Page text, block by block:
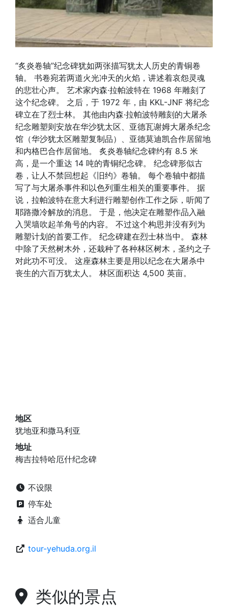
“炙炎卷轴”纪念碑犹如两张描写犹太人历史的青铜卷
轴。 书卷宛若两道火光冲天的火焰，讲述着哀怨灵魂
的悲壮心声。 艺术家内森·拉帕波特在 1968 年雕刻了
这个纪念碑。 之后，于 1972 年，由 KKL-JNF 将纪念
碑立在了烈士林。 其他由内森·拉帕波特雕刻的大屠杀
纪念雕塑则安放在华沙犹太区、亚德瓦谢姆大屠杀纪念
馆（华沙犹太区雕塑复制品）、亚德莫迪凯合作居留地
和内格巴合作居留地。 炙炎卷轴纪念碑约有 8.5 米
高，是一个重达 14 吨的青铜纪念碑。 纪念碑形似古
卷，让人不禁回想起《旧约》卷轴。 每个卷轴中都描
写了与大屠杀事件和以色列重生相关的重要事件。 据
说，拉帕波特在意大利进行雕塑创作工作之际，听闻了
耶路撒冷解放的消息。 于是，他决定在雕塑作品入融
入哭墙吹起羊角号的内容。 不过这个构思并没有列为
雕塑计划的首要工作。 纪念碑建在烈士林当中。 森林
中除了天然树木外，还栽种了各种林区树木，圣约之子
对此功不可没。 这座森林主要是用以纪念在大屠杀中
丧生的六百万犹太人。 林区面积达 4,500 英亩。
地区
犹地亚和撒马利亚
地址
梅吉拉特哈厄什纪念碑
不设限
停车处
适合儿童
tour-yehuda.org.il
类似的景点